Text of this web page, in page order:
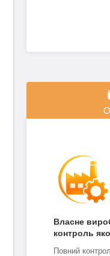
Власне
контроль
Повний